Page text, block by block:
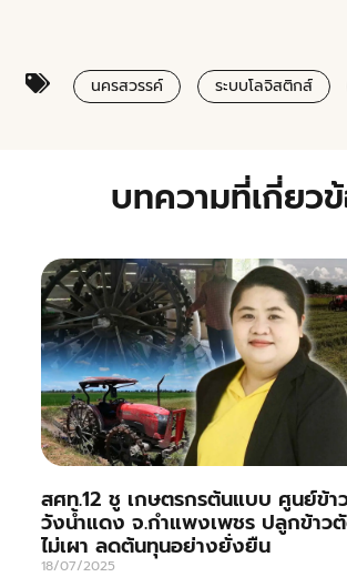
นครสวรรค์ ระบบโลจิสติกส์
บทความที่เกี่ยว
สศท.12 ชู เกษตรกรต้นแบบ ศูนย์ข้า
วังน้ำแดง จ.กำแพงเพชร ปลูกข้าว
ไม่เผา ลดต้นทุนอย่างยั่งยืน
18/07/2025